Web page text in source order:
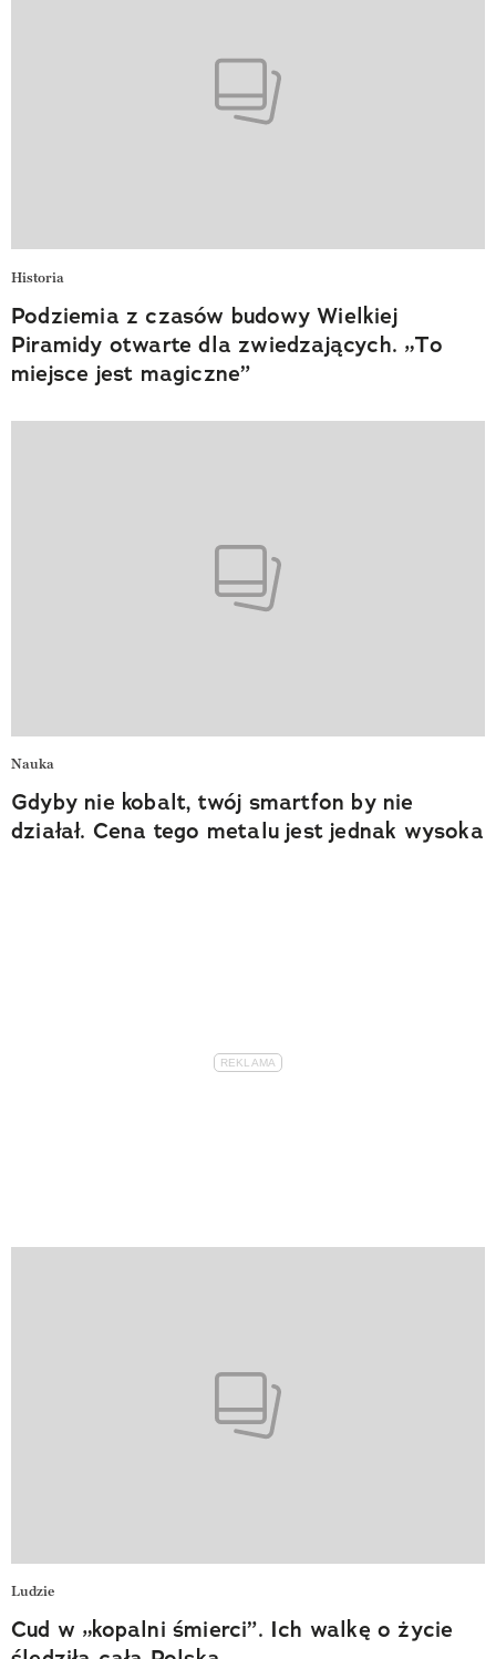
Historia
Podziemia z czasów budowy Wielkiej
Piramidy otwarte dla zwiedzających. „To
miejsce jest magiczne”
Nauka
Gdyby nie kobalt, twój smartfon by nie
działał. Cena tego metalu jest jednak wysoka
Ludzie
Cud w „kopalni śmierci”. Ich walkę o życie